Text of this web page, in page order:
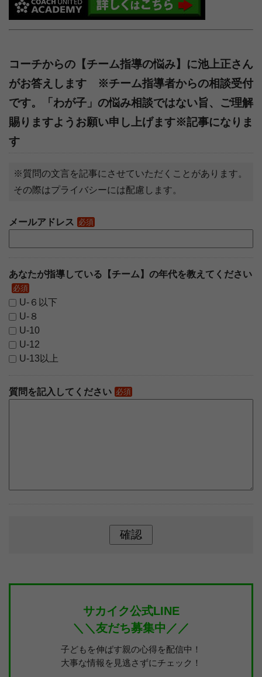
コーチからの【チーム指導の悩み】に池上正さん
がお答えします ※チーム指導者からの相談受付
です。「わが子」の悩み相談ではない旨、ご理解
賜りますようお願い申し上げます※記事になりま
す
※質問の文言を記事にさせていただくことがあります。
その際はプライバシーには配慮します。
メールアドレス 必須
あなたが指導している【チーム】の年代を教えてください
必須
U-６以下
U-８
U-10
U-12
U-13以上
質問を記入してください 必須
サカイク公式LINE
＼＼友だち募集中／／
子どもを伸ばす親の心得を配信中！
大事な情報を見逃さずにチェック！